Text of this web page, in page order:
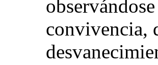
convivencia,